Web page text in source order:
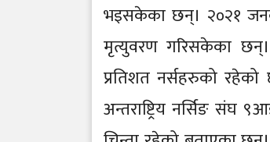
भइसकेका छन्। २०२१
मृत्युवरण गरिसकेका
प्रतिशत नर्सहरुको
अन्तराष्ट्रिय नर्सिङ संघ